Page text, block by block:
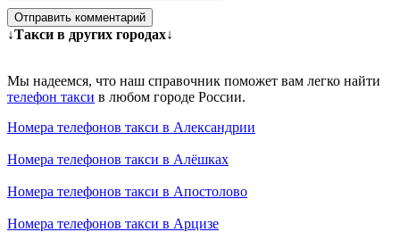
Отправить комментарий
↓Такси в других городах↓
Мы надеемся, что наш справочник поможет вам легко найти
телефон такси в любом городе России.
Номера телефонов такси в Александрии
Номера телефонов такси в Алёшках
Номера телефонов такси в Апостолово
Номера телефонов такси в Арцизе